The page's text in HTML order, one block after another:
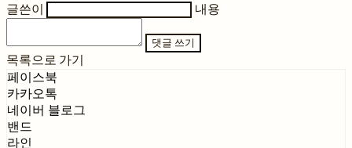
글쓴이
내용
댓글 쓰기
목록으로 가기
페이스북
카카오톡
네이버 블로그
밴드
라인